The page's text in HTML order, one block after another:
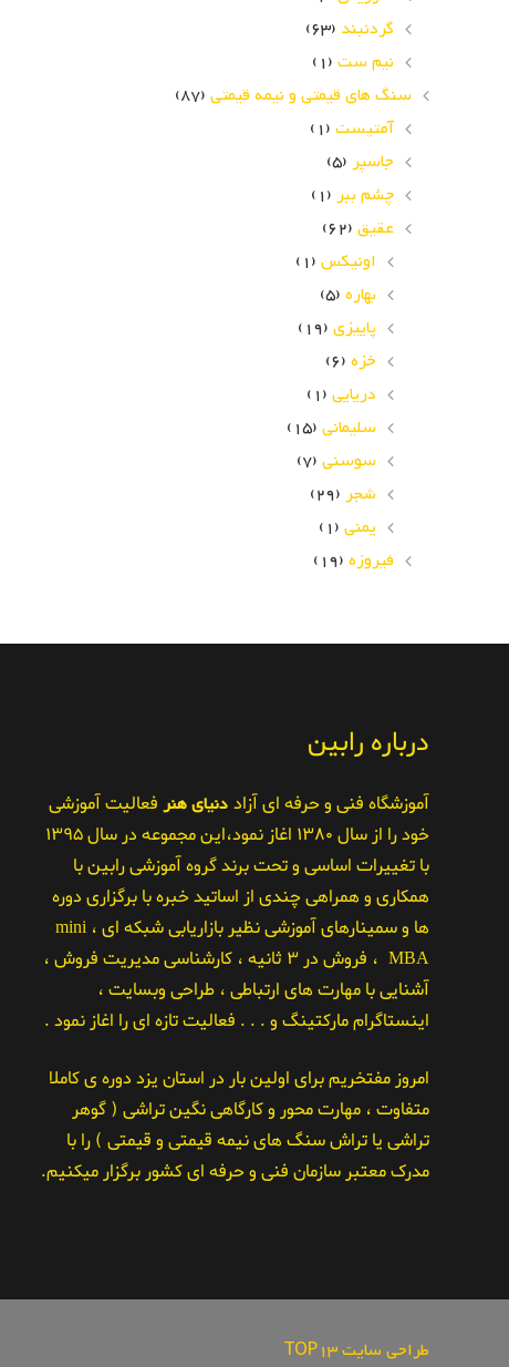
گردنبند (63)
نیم ست (1)
سنگ های قیمتی و نیمه قیمتی (87)
آمتیست (1)
جاسپر (5)
چشم ببر (1)
عقیق (62)
اونیکس (1)
بهاره (5)
پاییزی (19)
خزه (6)
دریایی (1)
سلیمانی (15)
سوسنی (7)
شجر (29)
یمنی (1)
فیروزه (19)
درباره رابین
آموزشگاه فنی و حرفه ای آزاد دنیای هنر فعالیت آموزشی
خود را از سال ۱۳۸۰ اغاز نمود،این مجموعه در سال ۱۳۹۵
با تغییرات اساسی و تحت برند گروه آموزشی رابین با
همکاری و همراهی چندی از اساتید خبره با برگزاری دوره
ها و سمینارهای آموزشی نظیر بازاریابی شبکه ای ، mini
MBA ، فروش در ۳ ثانیه ، کارشناسی مدیریت فروش ،
آشنایی با مهارت های ارتباطی ، طراحی وبسایت ،
اینستاگرام مارکتینگ و . . . فعالیت تازه ای را اغاز نمود .
امروز مفتخریم برای اولین بار در استان یزد دوره ی کاملا
متفاوت ، مهارت محور و کارگاهی نگین تراشی ( گوهر
تراشی یا تراش سنگ های نیمه قیمتی و قیمتی ) را با
مدرک معتبر سازمان فنی و حرفه ای کشور برگزار میکنیم.
طراحی سایت TOP13